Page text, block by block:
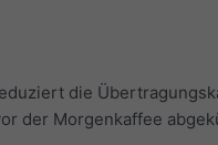
die
der Morgenkaffee